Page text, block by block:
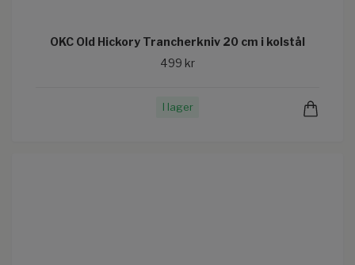
OKC Old Hickory Trancherkniv 20 cm i kolstål
499 kr
I lager